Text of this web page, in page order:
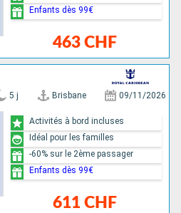
463 CHF
Enfants dès 99€
5 j Brisbane 09/11/2026
611 CHF
Activités à bord incluses
Idéal pour les familles
-60% sur le 2ème passager
Enfants dès 99€